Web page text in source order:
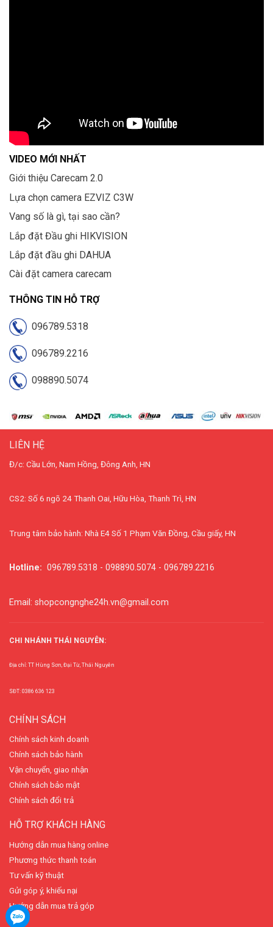
VIDEO MỚI NHẤT
Giới thiệu Carecam 2.0
Lựa chọn camera EZVIZ C3W
Vang số là gì, tại sao cần?
Lắp đặt Đầu ghi HIKVISION
Lắp đặt đầu ghi DAHUA
Cài đặt camera carecam
THÔNG TIN HỖ TRỢ
096789.5318
096789.2216
098890.5074
LIÊN HỆ
Đ/c: Cầu Lớn, Nam Hồng, Đông Anh, HN
CS2: Số 6 ngõ 24 Thanh Oai, Hữu Hòa, Thanh Trì, HN
Trung tâm bảo hành: Nhà E4 Số 1 Phạm Văn Đồng, Cầu giấy, HN
Hotline: 096789.5318 - 098890.5074 - 096789.2216
Email: shopcongnghe24h.vn@gmail.com
CHI NHÁNH THÁI NGUYÊN:
Địa chỉ: TT Hùng Sơn, Đại Từ, Thái Nguyên
SĐT: 0386 636 123
CHÍNH SÁCH
Chính sách kinh doanh
Chính sách bảo hành
Vận chuyển, giao nhận
Chính sách bảo mật
Chính sách đổi trả
HỖ TRỢ KHÁCH HÀNG
Hướng dẫn mua hàng online
Phương thức thanh toán
Tư vấn kỹ thuật
Gửi góp ý, khiếu nại
Hướng dẫn mua trả góp